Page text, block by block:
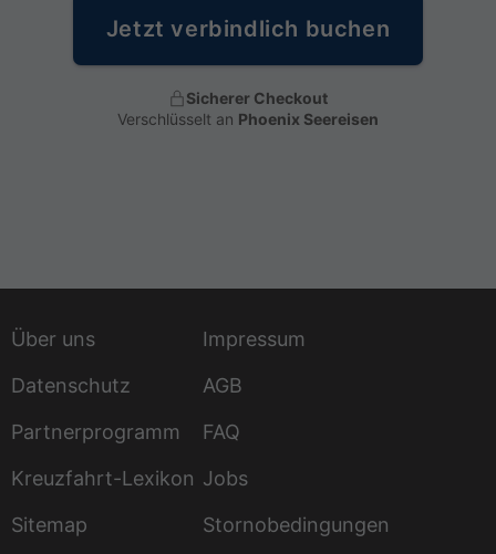
Jetzt verbindlich buchen
Sicherer Checkout
Verschlüsselt an Phoenix Seereisen
Über uns
Impressum
Datenschutz
AGB
Partnerprogramm
FAQ
Kreuzfahrt-Lexikon Jobs
Sitemap
Stornobedingungen